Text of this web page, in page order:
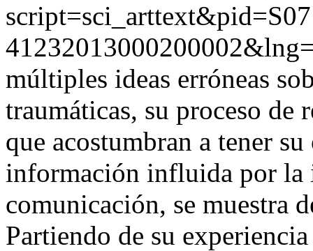
múltiples ideas erróneas
traumáticas, su proceso de
que acostumbran a tener
información influida por la
comunicación, se muestra
Partiendo de su